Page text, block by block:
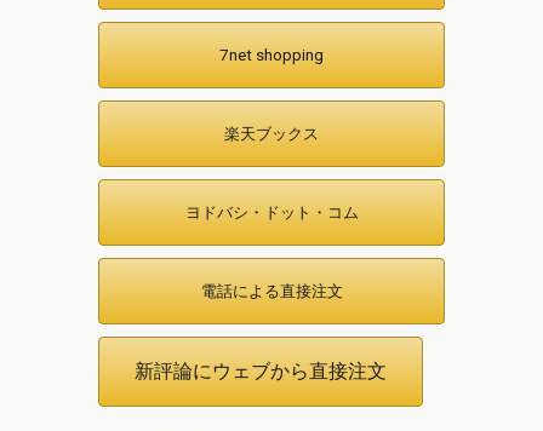
7net shopping
楽天ブックス
ヨドバシ・ドット・コム
電話による直接注文